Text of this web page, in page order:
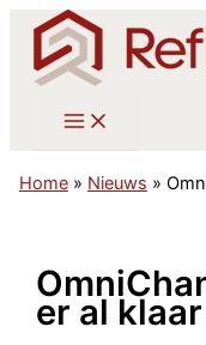
inhoud
Home» Nieuws »
er al